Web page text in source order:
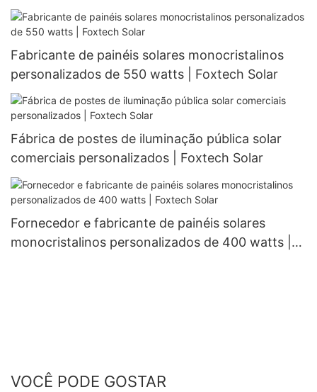
132 células (meio corte).
Fabricante de painéis solares monocristalinos
personalizados de 550 watts | Foxtech Solar
Fábrica de postes de iluminação pública solar
comerciais personalizados | Foxtech Solar
Fornecedor e fabricante de painéis solares
monocristalinos personalizados de 400 watts |
VOCÊ PODE GOSTAR